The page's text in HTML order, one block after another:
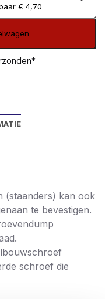
€ 4,70
(staanders) kan ook
te bevestigen.
schroef die
beschadiging van